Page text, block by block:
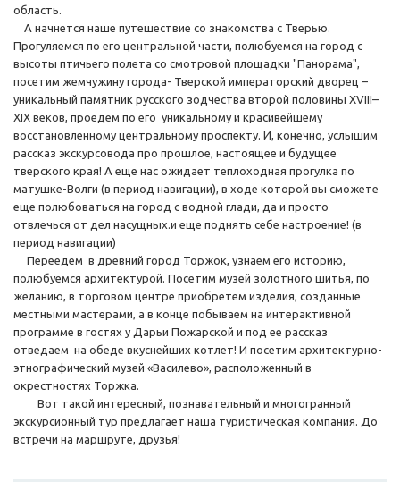
область.
А начнется наше путешествие со знакомства с Тверью.
Прогуляемся по его центральной части, полюбуемся на город с
высоты птичьего полета со смотровой площадки "Панорама",
посетим жемчужину города- Тверской императорский дворец –
уникальный памятник русского зодчества второй половины XVIII–
XIX веков, проедем по его уникальному и красивейшему
восстановленному центральному проспекту. И, конечно, услышим
рассказ экскурсовода про прошлое, настоящее и будущее
тверского края! А еще нас ожидает теплоходная прогулка по
матушке-Волги (в период навигации), в ходе которой вы сможете
еще полюбоваться на город с водной глади, да и просто
отвлечься от дел насущных.и еще поднять себе настроение! (в
период навигации)
Переедем в древний город Торжок, узнаем его историю,
полюбуемся архитектурой. Посетим музей золотного шитья, по
желанию, в торговом центре приобретем изделия, созданные
местными мастерами, а в конце побываем на интерактивной
программе в гостях у Дарьи Пожарской и под ее рассказ
отведаем на обеде вкуснейших котлет! И посетим архитектурно-
этнографический музей «Василево», расположенный в
окрестностях Торжка.
Вот такой интересный, познавательный и многогранный
экскурсионный тур предлагает наша туристическая компания. До
встречи на маршруте, друзья!